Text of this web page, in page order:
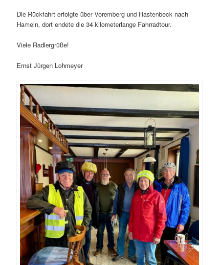
Die Rückfahrt erfolgte über Voremberg und Hastenbeck nach
Hameln, dort endete die 34 kilometerlange Fahrradtour.
Viele Radlergrüße!
Ernst Jürgen Lohmeyer